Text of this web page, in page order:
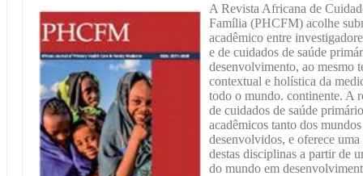
A Revista Africana de
Família (PHCFM) acolhe
acadêmico entre
e de cuidados de saúde
desenvolvimento, ao mesmo
contextual e holística da
todo o mundo. continente. A
de cuidados de saúde
acadêmicos tanto dos
desenvolvidos, e oferece
destas disciplinas a partir de
do mundo em